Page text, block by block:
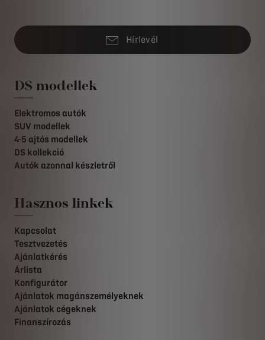
Hírlevél
DS modellek
Elektromos autók
SUV modellek
4-5 ajtós modellek
DS kollekció
Autók azonnal készletről
Hasznos linkek
Kapcsolat
Tesztvezetés
Ajánlatkérés
Árlista
Konfigurátor
Ajánlatok magánszemélyeknek
Ajánlatok cégeknek
Finanszírozás